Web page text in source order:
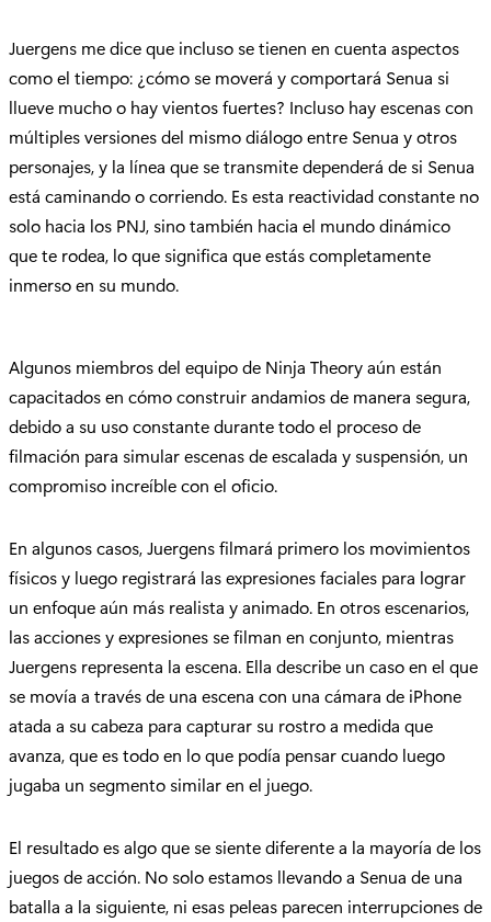
Juergens me dice que incluso se tienen en cuenta aspectos
como el tiempo: ¿cómo se moverá y comportará Senua si
llueve mucho o hay vientos fuertes? Incluso hay escenas con
múltiples versiones del mismo diálogo entre Senua y otros
personajes, y la línea que se transmite dependerá de si Senua
está caminando o corriendo. Es esta reactividad constante no
solo hacia los PNJ, sino también hacia el mundo dinámico
que te rodea, lo que significa que estás completamente
inmerso en su mundo.
Algunos miembros del equipo de Ninja Theory aún están
capacitados en cómo construir andamios de manera segura,
debido a su uso constante durante todo el proceso de
filmación para simular escenas de escalada y suspensión, un
compromiso increíble con el oficio.
En algunos casos, Juergens filmará primero los movimientos
físicos y luego registrará las expresiones faciales para lograr
un enfoque aún más realista y animado. En otros escenarios,
las acciones y expresiones se filman en conjunto, mientras
Juergens representa la escena. Ella describe un caso en el que
se movía a través de una escena con una cámara de iPhone
atada a su cabeza para capturar su rostro a medida que
avanza, que es todo en lo que podía pensar cuando luego
jugaba un segmento similar en el juego.
El resultado es algo que se siente diferente a la mayoría de los
juegos de acción. No solo estamos llevando a Senua de una
batalla a la siguiente, ni esas peleas parecen interrupciones de